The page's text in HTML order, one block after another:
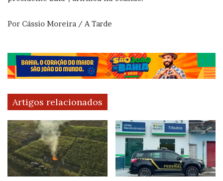
Por Cássio Moreira / A Tarde
Artigos relacionados